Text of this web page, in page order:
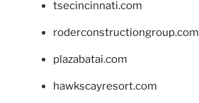
tsecincinnati.com
roderconstructiongroup.com
plazabatai.com
hawkscayresort.com